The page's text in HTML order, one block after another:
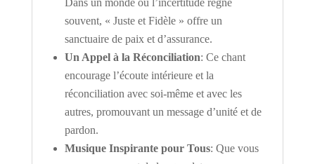
Dans un monde où l’incertitude règne
souvent, « Juste et Fidèle » offre un
sanctuaire de paix et d’assurance.
Un Appel à la Réconciliation: Ce chant
encourage l’écoute intérieure et la
réconciliation avec soi-même et avec les
autres, promouvant un message d’unité et de
pardon.
Musique Inspirante pour Tous: Que vous